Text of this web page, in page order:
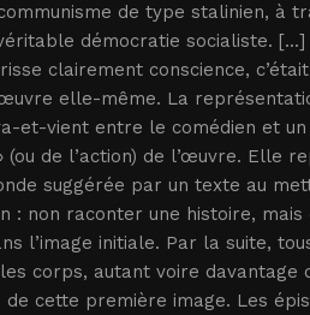
de type stalinien, à
démocratie socialiste. [...]
clairement conscience,
elle-même. La
et-vient entre le comédien et
de l’action) de l’œuvre. Elle
suggérée par un texte au
: non raconter une histoire,
l’image initiale. Par la suite,
corps, autant voire davantage
cette première image. Les